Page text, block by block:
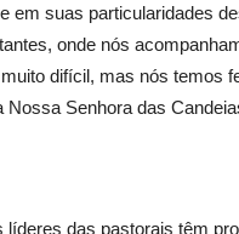
em suas particularidades
onde nós
difícil, mas nós
Nossa Senhora das
das pastorais têm